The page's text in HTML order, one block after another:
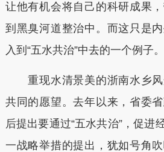
让他有机会将自己的科研成果
到黑臭河道整治中。而这只是
入到“五水共治”中去的一个例子。
重现水清景美的浙南水乡风
共同的愿望。去年以来，省委
后提出要通过“五水共治”，促进
一战略举措的提出，犹如号角